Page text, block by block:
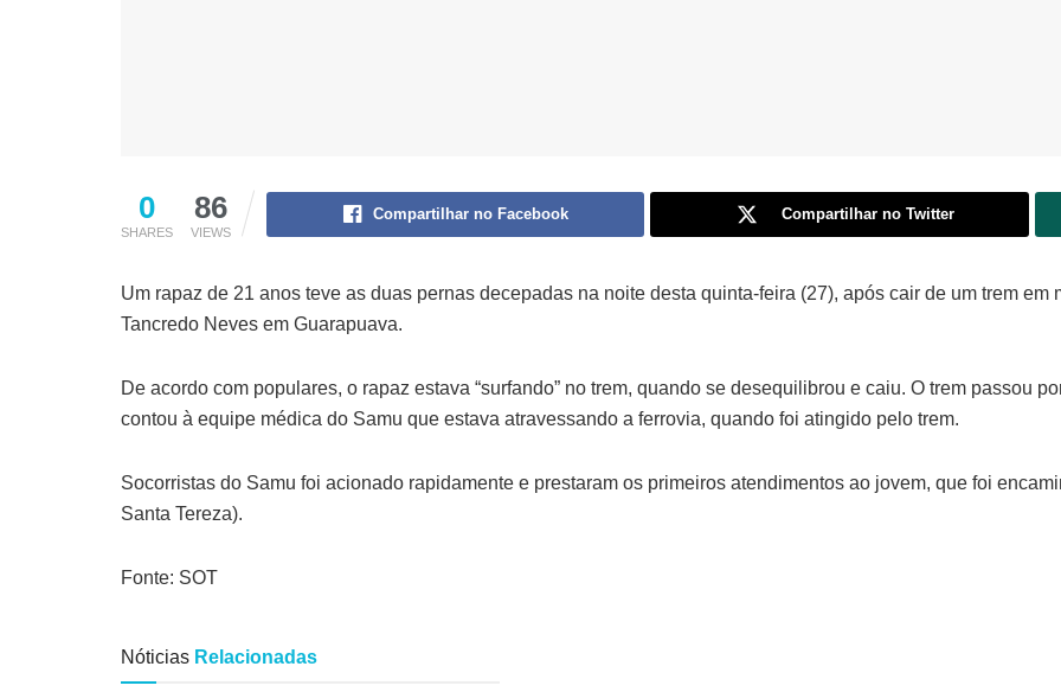
0
SHARES
86
VIEWS
Compartilhar no Facebook Compartilhar no Twitter
Um rapaz de 21 anos teve as duas pernas decepadas na noite desta quinta-feira (27), após cair de um trem
Tancredo Neves em Guarapuava.
De acordo com populares, o rapaz estava “surfando” no trem, quando se desequilibrou e caiu. O trem passou
contou à equipe médica do Samu que estava atravessando a ferrovia, quando foi atingido pelo trem.
Socorristas do Samu foi acionado rapidamente e prestaram os primeiros atendimentos ao jovem, que foi
Santa Tereza).
Fonte: SOT
Nóticias Relacionadas